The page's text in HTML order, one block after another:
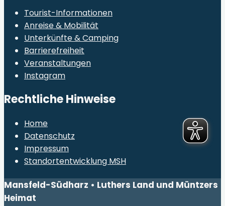
Tourist-Informationen
Anreise & Mobilität
Unterkünfte & Camping
Barrierefreiheit
Veranstaltungen
Instagram
Rechtliche Hinweise
Home
Datenschutz
Impressum
Standortentwicklung MSH
Mansfeld-Südharz • Luthers Land und Müntzers
Heimat